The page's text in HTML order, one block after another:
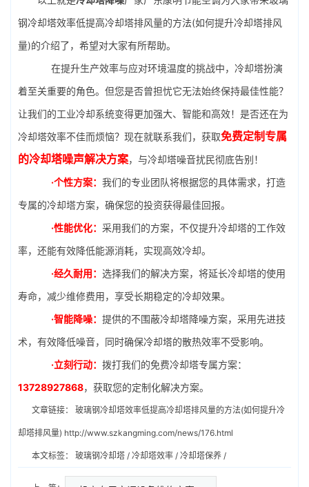
钢冷却塔效率低提高冷却塔排风量的方法(如何提升冷却塔排风
量)的介绍了，希望对大家有所帮助。
在提升生产效率与应对环境温度的挑战中，冷却塔扮演
着至关重要的角色。但您是否曾担忧它无法始终保持最佳性能？
让我们的工业冷却系统变得更加强大、智能和高效！是否还在为
冷却塔效率不佳而烦恼？现在就联系我们，获取免费定制专属
的冷却塔噪声解决方案，与冷却塔噪音扰民彻底告别！
·个性方案： 我们的专业团队将根据您的具体需求，打造
专属的冷却塔方案，确保您的投资获得最佳回报。
·性能优化： 采用我们的方案，不仅提升冷却塔的工作效
率，还能有效降低能源消耗，实现高效冷却。
·经久耐用： 选择我们的解决方案，将延长冷却塔的使用
寿命，减少维修费用，享受长期稳定的冷却效果。
·智能降噪： 提供的不围蔽冷却塔降噪方案，采用先进技
术，有效降低噪音，同时确保冷却塔的散热效率不受影响。
·立刻行动： 拨打我们的免费冷却塔专属方案：
13728927868，获取您的定制化解决方案。
文章链接： 玻璃钢冷却塔效率低提高冷却塔排风量的方法(如何提升冷
却塔排风量) http://www.szkangming.com/news/176.html
本文标签： 玻璃钢冷却塔 / 冷却塔效率 / 冷却塔保养 /